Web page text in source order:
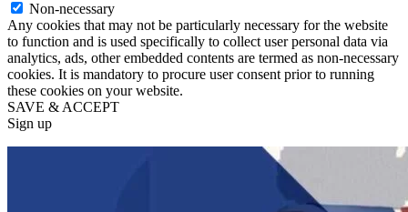
Non-necessary
Any cookies that may not be particularly necessary for the website
to function and is used specifically to collect user personal data via
analytics, ads, other embedded contents are termed as non-necessary
cookies. It is mandatory to procure user consent prior to running
these cookies on your website.
SAVE & ACCEPT
Sign up